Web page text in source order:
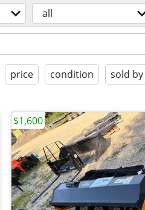
all
price condition sold by
$1,600